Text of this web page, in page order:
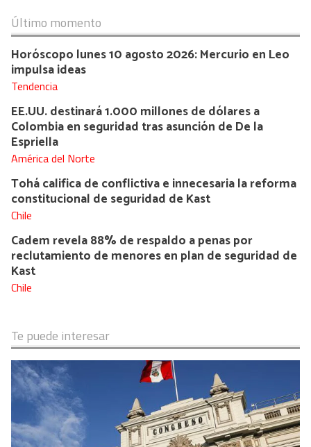
Último momento
Horóscopo lunes 10 agosto 2026: Mercurio en Leo
impulsa ideas
Tendencia
EE.UU. destinará 1.000 millones de dólares a
Colombia en seguridad tras asunción de De la
Espriella
América del Norte
Tohá califica de conflictiva e innecesaria la reforma
constitucional de seguridad de Kast
Chile
Cadem revela 88% de respaldo a penas por
reclutamiento de menores en plan de seguridad de
Kast
Chile
Te puede interesar